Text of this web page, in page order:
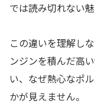
では読み切れない魅
この違いを理解し
ンジンを積んだ高
い、なぜ熱心なポ
かが見えません。